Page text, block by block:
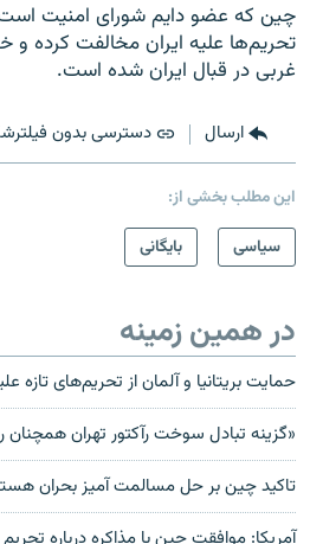
چین که عضو دایم شورای امنیت است،
تحریم‌ها علیه ایران مخالفت کرده و
غربی در قبال ایران شده است.
ارسال دسترسی بدون
این مطلب بخشی از:
سیاسی
بایگانی
در همین زمینه
حمايت بريتانيا و آلمان از تحريم‌های تازه
«گزينه تبادل سوخت رآکتور تهران
تاکید چین بر حل مسالمت آمیز بحران